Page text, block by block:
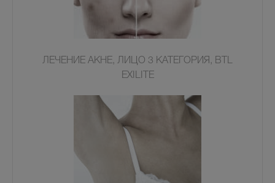
ЛЕЧЕНИЕ АКНЕ, ЛИЦО 3 КАТЕГОРИЯ, BTL
EXILITE